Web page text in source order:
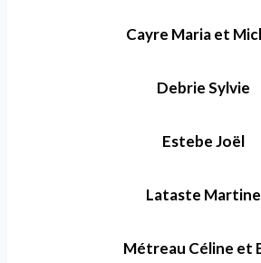
Cayre Maria et
Debrie Sylvie
Estebe Joël
Lataste Martine
Métreau Céline et